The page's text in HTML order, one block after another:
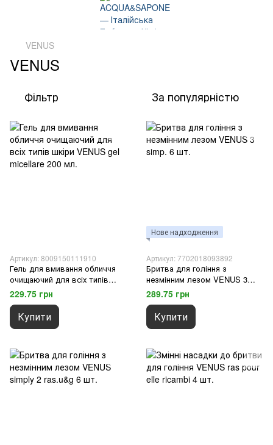
VENUS
VENUS
Фільтр За популярністю
Артикул: 8009150111910
Гель для вмивання обличчя
очищаючий для всіх типів
шкіри VENUS gel micellare 200
мл.
229.75 грн
Купити
Нове надходження
Артикул: 7702018093892
Бритва для гоління з
незмінним лезом VENUS 3
simp. 6 шт.
289.75 грн
Купити